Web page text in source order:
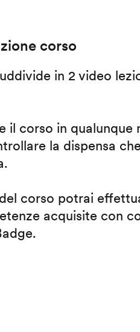
corso
in 2 video
il corso in
la dispensa
corso potrai
acquisite con